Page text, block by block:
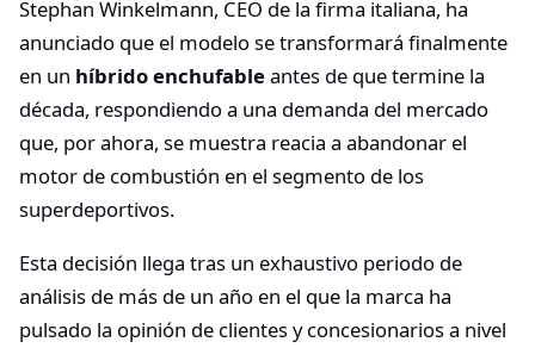
Stephan Winkelmann, CEO de la firma italiana, ha
anunciado que el modelo se transformará finalmente
en un híbrido enchufableantes de que termine la
década, respondiendo a una demanda del mercado
que, por ahora, se muestra reacia a abandonar el
motor de combustión en el segmento de los
superdeportivos.
Esta decisión llega tras un exhaustivo periodo de
análisis de más de un año en el que la marca ha
pulsado la opinión de clientes y concesionarios a nivel